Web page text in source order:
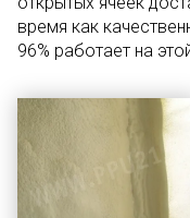
время как
96% работает на